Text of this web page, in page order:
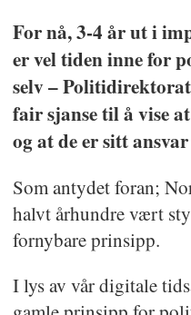
For nå, 3-4 år ut i
er vel tiden inne for
selv –
fair sjanse til å vise
og at de er sitt
Som antydet foran;
halvt århundre vært
fornybare prinsipp.
I lys av vår digitale